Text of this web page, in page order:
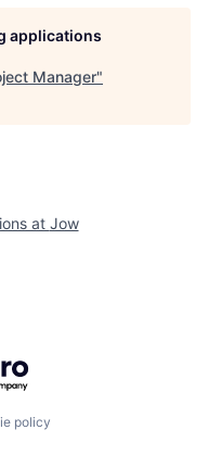
applications
Manager"
at Jow
policy